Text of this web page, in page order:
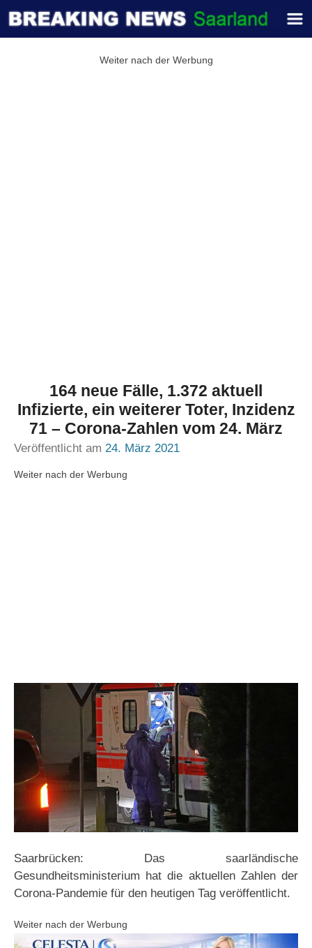
Weiter nach der Werbung
164 neue Fälle, 1.372 aktuell
Infizierte, ein weiterer Toter, Inzidenz
71 – Corona-Zahlen vom 24. März
Veröffentlicht am 24. März 2021
Weiter nach der Werbung
Saarbrücken: Das saarländische
Gesundheitsministerium hat die aktuellen Zahlen der
Corona-Pandemie für den heutigen Tag veröffentlicht.
Weiter nach der Werbung